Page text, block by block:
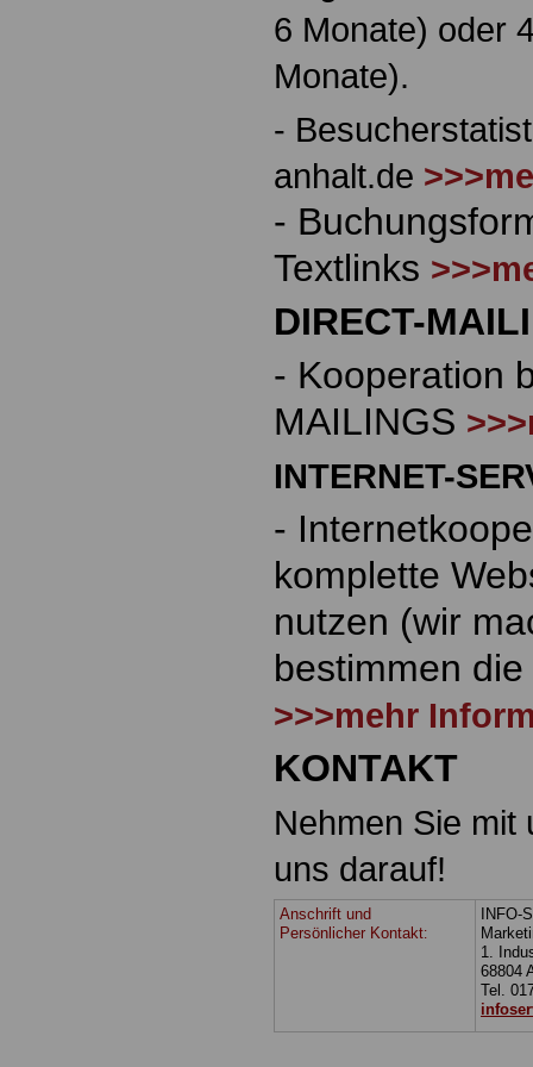
6 Monate) oder
Monate).
-
anhalt.de
-
Textlinks
DIRECT-
- Kooperation
MAILINGS
INTERNET-
-
komplette
nutzen (wir
bestimmen
>>>mehr
KONTAKT
Nehmen Sie mit
uns darauf!
Anschrift und
Persönlicher Kontakt:
INFO-
1.
68804
Tel.